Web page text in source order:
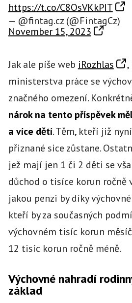
https://t.co/C8OsVKkPIT
— @fintag.cz (@FintagCz)
November 15, 2023
Jak ale píše web iRozhlas
,
ministerstva práce se
značného omezení.
nárok na tento příspěvek
a více dětí. Těm, kteří již
přiznané sice zůstane.
jež mají jen 1 či 2 děti se
důchod o tisíce korun ročně
jakou penzi by díky
kteří by za současných
výchovném tisíc korun
12 tisíc korun ročně méně.
Výchovné nahradí
základ